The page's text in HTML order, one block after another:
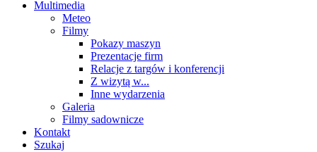
Multimedia
Meteo
Filmy
Pokazy maszyn
Prezentacje firm
Relacje z targów i konferencji
Z wizytą w...
Inne wydarzenia
Galeria
Filmy sadownicze
Kontakt
Szukaj